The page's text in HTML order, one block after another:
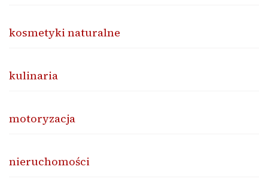
kosmetyki naturalne
kulinaria
motoryzacja
nieruchomości